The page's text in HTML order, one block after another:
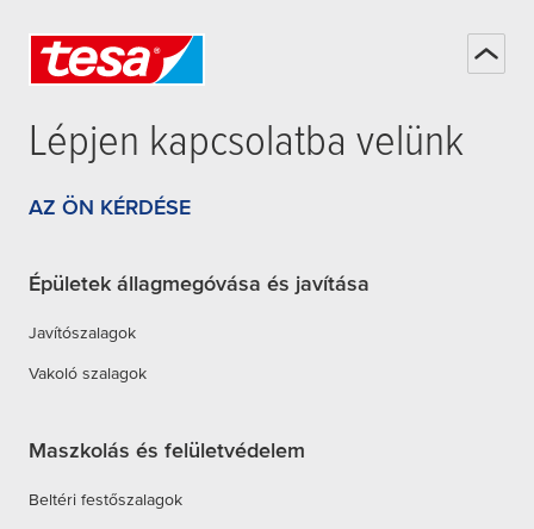
Lépjen kapcsolatba velünk
AZ ÖN KÉRDÉSE
Épületek állagmegóvása és javítása
Javítószalagok
Vakoló szalagok
Maszkolás és felületvédelem
Beltéri festőszalagok